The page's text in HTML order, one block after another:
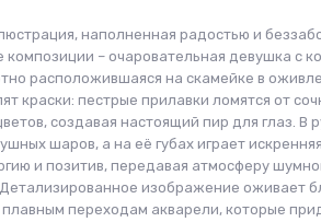
наполненная радостью и
композиции – очаровательная девушка с
расположившаяся на скамейке в
краски: пестрые прилавки ломятся от
создавая настоящий пир для глаз. В
шаров, а на её губах играет
и позитив, передавая атмосферу
изображение оживает
переходам акварели, которые